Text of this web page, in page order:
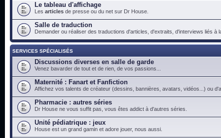
Le tableau d'affichage
Les articles de presse ou du net sur Dr House.
Salle de traduction
Demander ou réaliser des traductions d'articles, d'extraits, d'interviews liés à
SERVICES SPÉCIALISÉS
Discussions diverses en salle de garde
Venez bavarder de tout et de rien, de vos passions...
Maternité : Fanart et Fanfiction
Affichez vos talents de créateur (dessins, bannières, avatars, vidéos...) ou
Pharmacie : autres séries
Dr House ne vous suffit pas, vous êtes addict à d'autres séries.
Unité pédiatrique : jeux
House est un grand gamin et adore jouer, nous aussi.